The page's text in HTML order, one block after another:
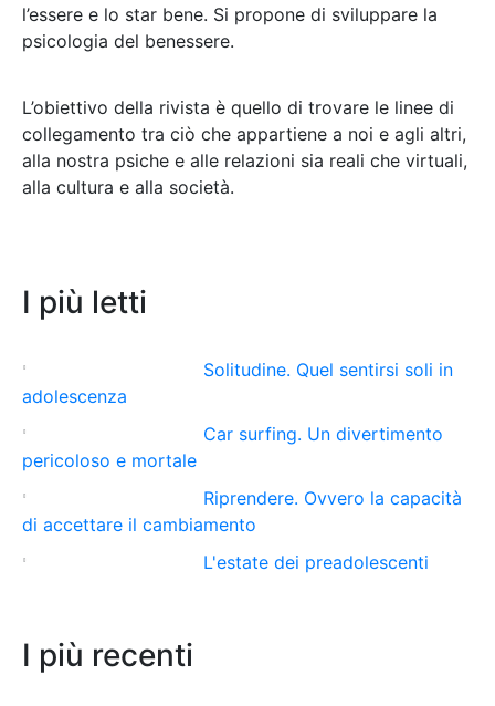
l’essere e lo star bene. Si propone di sviluppare la
psicologia del benessere.
L’obiettivo della rivista è quello di trovare le linee di
collegamento tra ciò che appartiene a noi e agli altri,
alla nostra psiche e alle relazioni sia reali che virtuali,
alla cultura e alla società.
I più letti
Solitudine. Quel sentirsi soli in
adolescenza
Car surfing. Un divertimento
pericoloso e mortale
Riprendere. Ovvero la capacità
di accettare il cambiamento
L'estate dei preadolescenti
I più recenti